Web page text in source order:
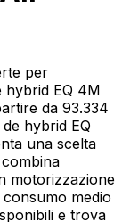
per
hybrid EQ 4M
da 93.334
hybrid EQ
una scelta
motorizzazione
medio
e trova